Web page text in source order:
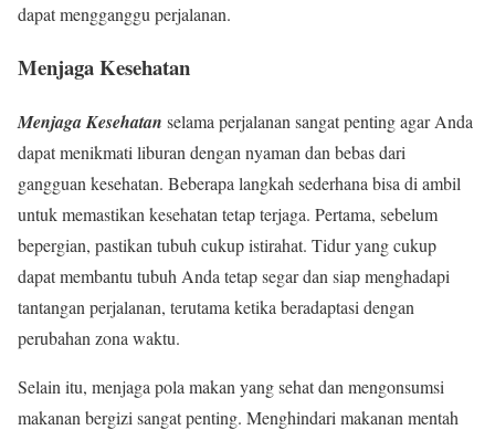
dapat mengganggu perjalanan.
Menjaga Kesehatan
Menjaga Kesehatan selama perjalanan sangat penting agar Anda
dapat menikmati liburan dengan nyaman dan bebas dari
gangguan kesehatan. Beberapa langkah sederhana bisa di ambil
untuk memastikan kesehatan tetap terjaga. Pertama, sebelum
bepergian, pastikan tubuh cukup istirahat. Tidur yang cukup
dapat membantu tubuh Anda tetap segar dan siap menghadapi
tantangan perjalanan, terutama ketika beradaptasi dengan
perubahan zona waktu.
Selain itu, menjaga pola makan yang sehat dan mengonsumsi
makanan bergizi sangat penting. Menghindari makanan mentah